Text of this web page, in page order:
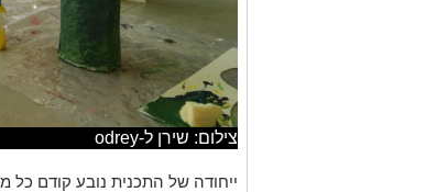
צילום: שירן ל-odrey
ייחודה של התכנית נובע קודם כל